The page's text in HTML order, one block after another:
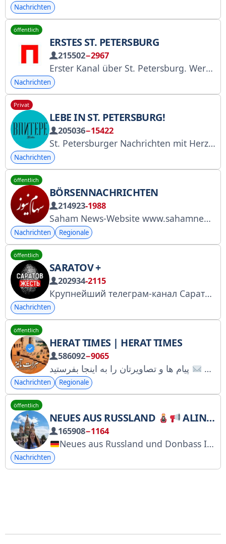
Nachrichten
öffentlich
ERSTES ST. PETERSBURG
215502−2967
Erster Kanal über St. Petersburg. Werbung: @mossovet. Wir arbeiten mit @Tgpodbor_official, @swaymedia und @Spiral_Yuri zusammen. Nachrichtenvorschläge: @piterguru_bot. Roskomnadzor: https://clck.ru/3GiqrZ
Nachrichten
Privat
LEBE IN ST. PETERSBURG!
205036−15422
St. Petersburger Nachrichten mit Herz und ohne Zensur! Interessante Aufnahmen? Schickt sie uns! ;) Link zu uns: t.me/+4CZbu600NOhmNTZi Für Werbung: @factura_smm, @KarinaLetova, @nash_raion Wir sind auf telega.in: vk.cc/cN95Mm Wir arbeiten mit @Spiral_Yuri RKN zusammen: vk.cc/cN96CY
Nachrichten
öffentlich
BÖRSENNACHRICHTEN
214923-1988
Saham News-Website www.sahamnews.org info@sahamnews.org www.fb.com/sahamnews.org www.instagram.com/sahamnewsorg
Nachrichten Regionale
öffentlich
SARATOV +
202934-2115
Крупнейший телеграм-канал Саратова и области! Эксклюзивно о самых резонансных событиях сегодня, а не просто о погоде…
Nachrichten
öffentlich
HERAT TIMES | HERAT TIMES
586092−9065
Nachrichten Regionale
öffentlich
NEUES AUS RUSSLAND ALINA LIPP
165908−1164
Neues aus Russland und Donbass Ich: Alina Lipp aus D., ausgewandert nach Ru.
Nachrichten